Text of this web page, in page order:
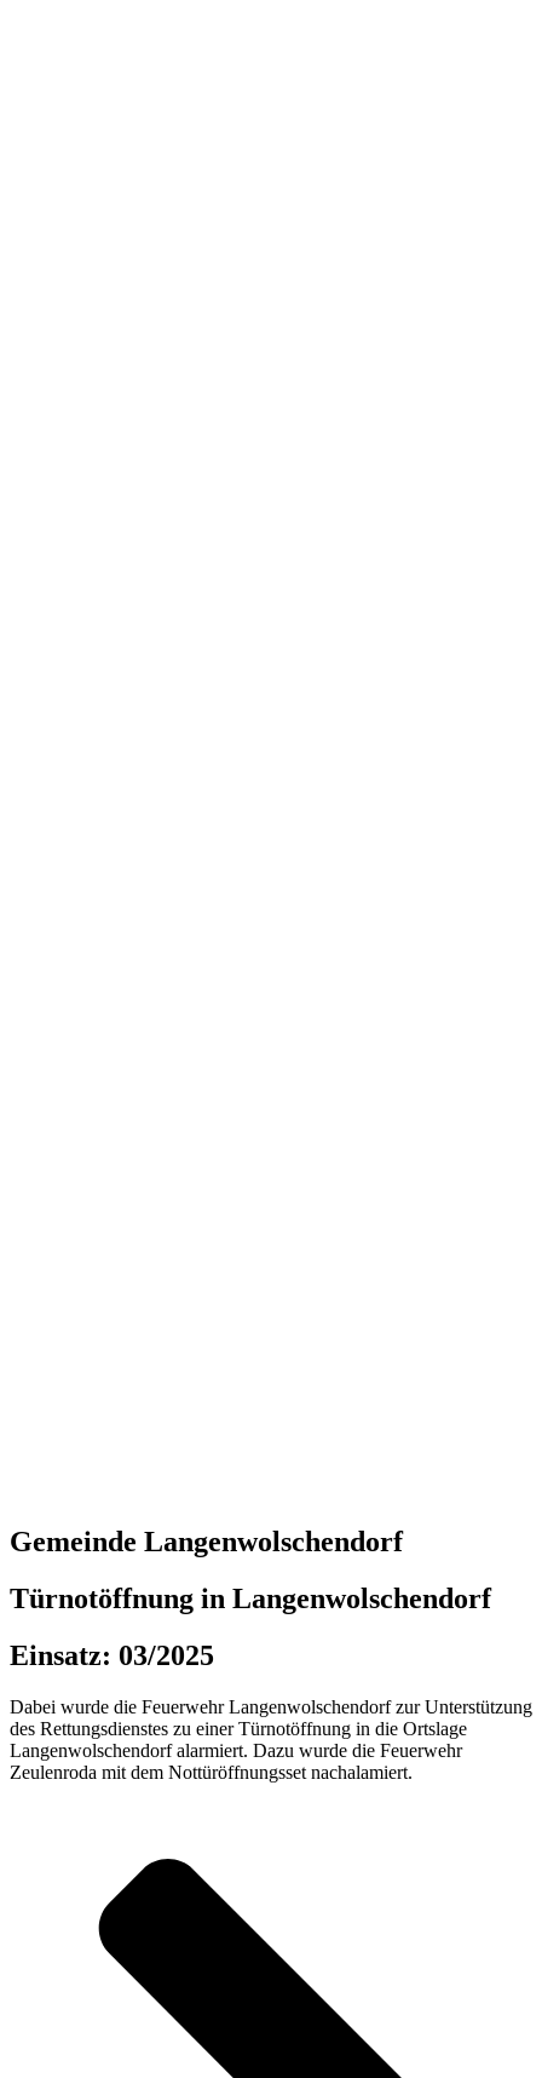
Gemeinde Langenwolschendorf
Türnotöffnung in Langenwolschendorf
Einsatz: 03/2025
Dabei wurde die Feuerwehr Langenwolschendorf zur Unterstützung
des Rettungsdienstes zu einer Türnotöffnung in die Ortslage
Langenwolschendorf alarmiert. Dazu wurde die Feuerwehr
Zeulenroda mit dem Nottüröffnungsset nachalamiert.